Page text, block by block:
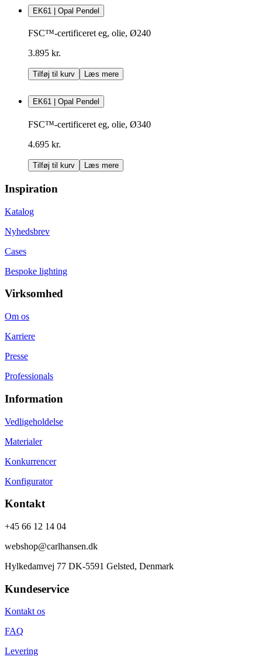
EK61 | Opal Pendel
FSC™-certificeret eg, olie, Ø240
3.895 kr.
Tilføj til kurv Læs mere
EK61 | Opal Pendel
FSC™-certificeret eg, olie, Ø340
4.695 kr.
Tilføj til kurv Læs mere
Inspiration
Katalog
Nyhedsbrev
Cases
Bespoke lighting
Virksomhed
Om os
Karriere
Presse
Professionals
Information
Vedligeholdelse
Materialer
Konkurrencer
Konfigurator
Kontakt
+45 66 12 14 04
webshop@carlhansen.dk
Hylkedamvej 77 DK-5591 Gelsted, Denmark
Kundeservice
Kontakt os
FAQ
Levering